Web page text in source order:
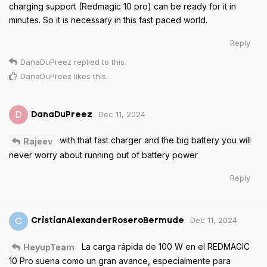
charging support (Redmagic 10 pro) can be ready for it in
minutes. So it is necessary in this fast paced world.
Reply
DanaDuPreez replied to this.
DanaDuPreez likes this.
D DanaDuPreez Dec 11, 2024
Rajeev
with that fast charger and the big battery you will
never worry about running out of battery power
Reply
C CristianAlexanderRoseroBermude Dec 11, 2024
HeyupTeam
La carga rápida de 100 W en el REDMAGIC
10 Pro suena como un gran avance, especialmente para